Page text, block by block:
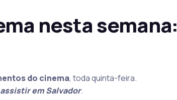
nesta semana:
do cinema, toda quinta-feira.
em Salvador.